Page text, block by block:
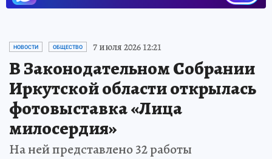
НОВОСТИ ОБЩЕСТВО 7 июля 2026 12:21
В Законодательном Собрании
Иркутской области открылась
фотовыставка «Лица
милосердия»
На ней представлено 32 работы